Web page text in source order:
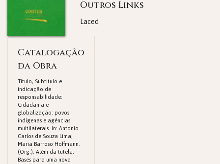
Outros Links
Laced
Catalogação
da Obra
Titulo, Subtitulo e
indicação de
responsabilidade:
Cidadania e
globalização: povos
indígenas e agências
multilaterais. In: Antonio
Carlos de Souza Lima;
Maria Barroso Hoffmann.
(Org.). Além da tutela.
Bases para uma nova